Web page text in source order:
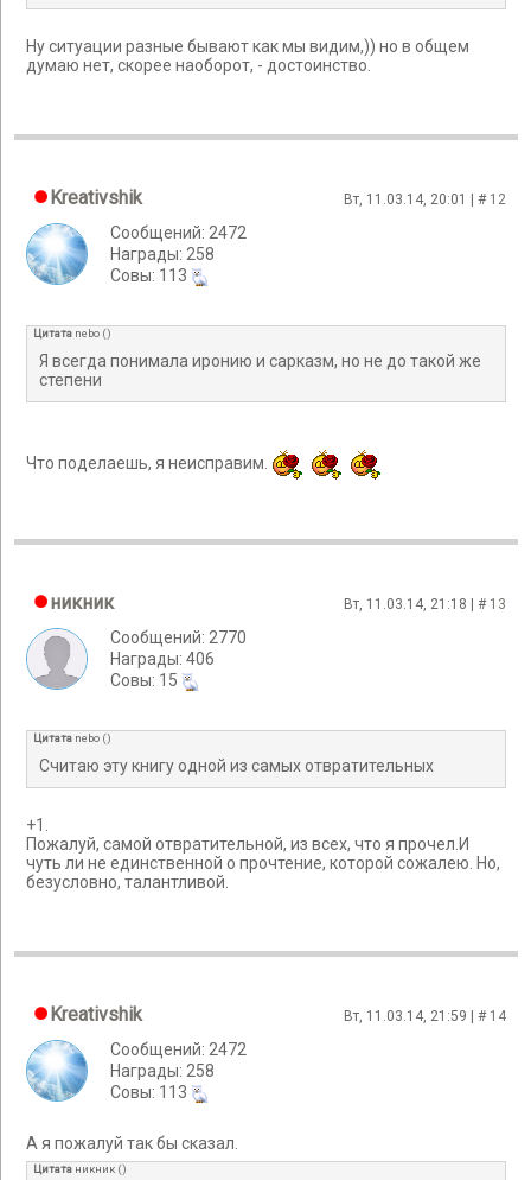
Ну ситуации разные бывают как мы видим,)) но в общем
думаю нет, скорее наоборот, - достоинство.
Kreativshik Вт, 11.03.14, 20:01 | # 12
Сообщений: 2472
Награды: 258
Cовы: 113
Цитата nebo ()
Я всегда понимала иронию и сарказм, но не до такой же
степени
Что поделаешь, я неисправим.
никник Вт, 11.03.14, 21:18 | # 13
Сообщений: 2770
Награды: 406
Cовы: 15
Цитата nebo ()
Считаю эту книгу одной из самых отвратительных
+1.
Пожалуй, самой отвратительной, из всех, что я прочел.И
чуть ли не единственной о прочтение, которой сожалею. Но,
безусловно, талантливой.
Kreativshik Вт, 11.03.14, 21:59 | # 14
Сообщений: 2472
Награды: 258
Cовы: 113
А я пожалуй так бы сказал.
Цитата никник ()